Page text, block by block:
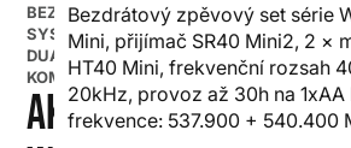
BEZDRÁTOVÉ
SYSTÉMY
DUÁLNÍ A
KOMBINACE
AKG
Bezdrátový zpěvový set série
Mini, přijímač SR40 Mini2, 2 ×
HT40 Mini, frekvenční rozsah
20kHz, provoz až 30h na
frekvence: 537.900 + 540.400